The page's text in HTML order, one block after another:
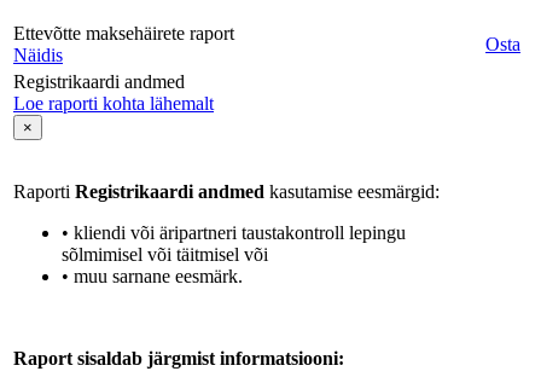
Ettevõtte maksehäirete raport
Näidis
Osta
Registrikaardi andmed
Loe raporti kohta lähemalt
×
Raporti Registrikaardi andmed kasutamise eesmärgid:
• kliendi või äripartneri taustakontroll lepingu
sõlmimisel või täitmisel või
• muu sarnane eesmärk.
Raport sisaldab järgmist informatsiooni: